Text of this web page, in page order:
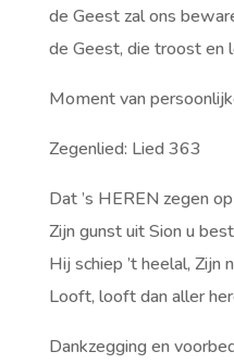
de Geest zal ons
de Geest, die troost en
Moment van
Zegenlied: Lied 363
Dat ’s HEREN zegen op
Zijn gunst uit Sion u
Hij schiep ’t heelal, Zijn
Looft, looft dan aller
Dankzegging en